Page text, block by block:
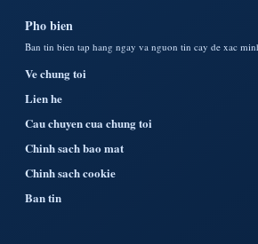
Pho bien
Ban tin bien tap hang ngay va nguon tin cay de xac
Ve chung toi
Lien he
Cau chuyen cua chung toi
Chinh sach bao mat
Chinh sach cookie
Ban tin